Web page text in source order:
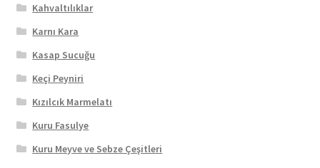
Kahvaltılıklar
Karnı Kara
Kasap Sucuğu
Keçi Peyniri
Kızılcık Marmelatı
Kuru Fasulye
Kuru Meyve ve Sebze Çeşitleri